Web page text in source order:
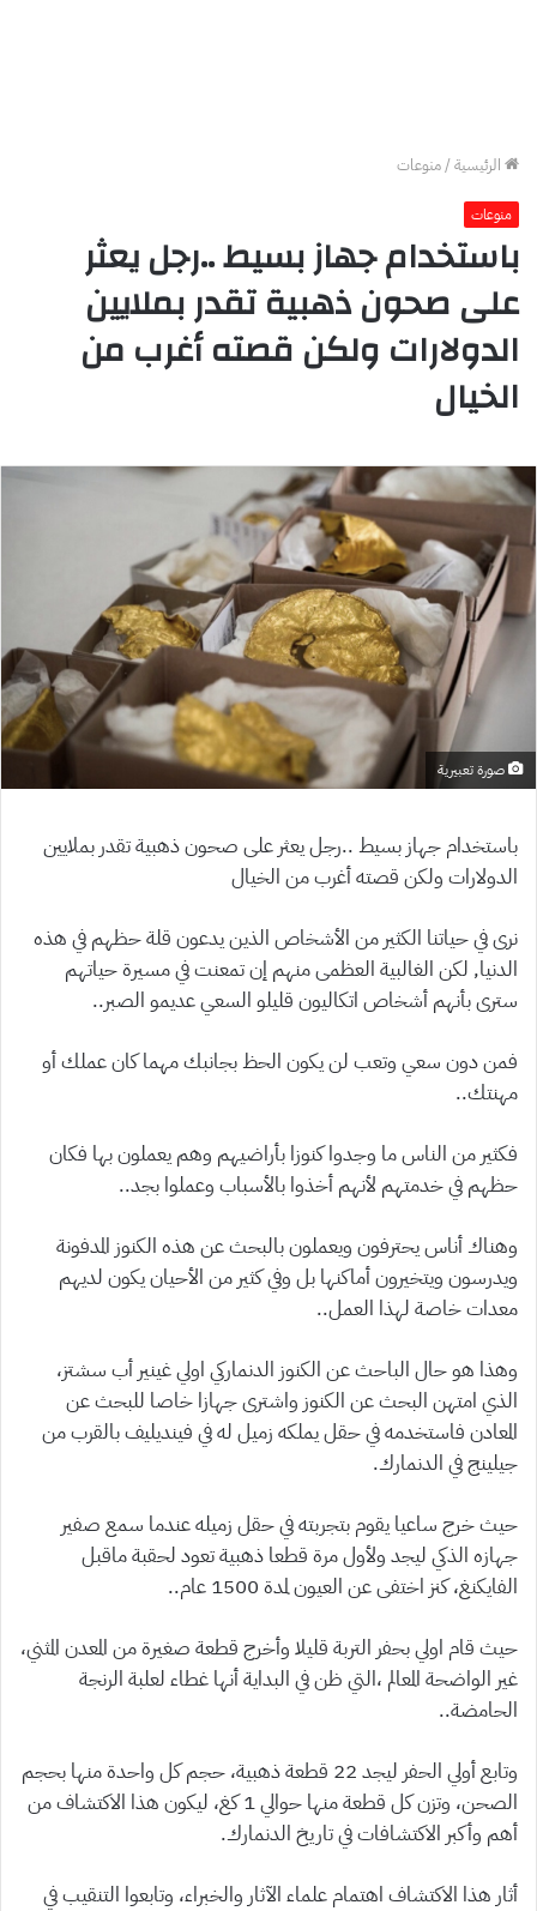
الرئيسية/منوعات
منوعات
باستخدام جهاز بسيط ..رجل يعثر
على صحون ذهبية تقدر بملايين
الدولارات ولكن قصته أغرب من
الخيال
صورة تعبيرية
باستخدام جهاز بسيط ..رجل يعثر على صحون ذهبية تقدر بملايين
الدولارات ولكن قصته أغرب من الخيال
نرى في حياتنا الكثير من الأشخاص الذين يدعون قلة حظهم في هذه
الدنيا, لكن الغالبية العظمى منهم إن تمعنت في مسيرة حياتهم
سترى بأنهم أشخاص اتكاليون قليلو السعي عديمو الصبر..
فمن دون سعي وتعب لن يكون الحظ بجانبك مهما كان عملك أو
مهنتك..
فكثير من الناس ما وجدوا كنوزا بأراضيهم وهم يعملون بها فكان
حظهم في خدمتهم لأنهم أخذوا بالأسباب وعملوا بجد..
وهناك أناس يحترفون ويعملون بالبحث عن هذه الكنوز المدفونة
ويدرسون ويتخيرون أماكنها بل وفي كثير من الأحيان يكون لديهم
معدات خاصة لهذا العمل..
وهذا هو حال الباحث عن الكنوز الدنماركي اولي غينير أب سشتز،
الذي امتهن البحث عن الكنوز واشترى جهازا خاصا للبحث عن
المعادن فاستخدمه في حقل يملكه زميل له في فينديليف بالقرب من
جيلينج في الدنمارك.
حيث خرج ساعيا يقوم بتجربته في حقل زميله عندما سمع صفير
جهازه الذكي ليجد ولأول مرة قطعا ذهبية تعود لحقبة ماقبل
الفايكنغ، كنز اختفى عن العيون لمدة 1500 عام..
حيث قام اولي بحفر التربة قليلا وأخرج قطعة صغيرة من المعدن المثني،
غير الواضحة المعالم ،التي ظن في البداية أنها غطاء لعلبة الرنجة
الحامضة..
وتابع أولي الحفر ليجد 22 قطعة ذهبية، حجم كل واحدة منها بحجم
الصحن، وتزن كل قطعة منها حوالي 1 كغ، ليكون هذا الاكتشاف من
أهم وأكبر الاكتشافات في تاريخ الدنمارك.
أثار هذا الاكتشاف اهتمام علماء الآثار والخبراء، وتابعوا التنقيب في